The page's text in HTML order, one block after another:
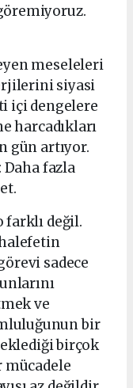
meseleleri
siyasi
içi dengelere
harcadıkları
gün artıyor.
fazla
farklı değil.
sadece
ve
bir
birçok
mücadele